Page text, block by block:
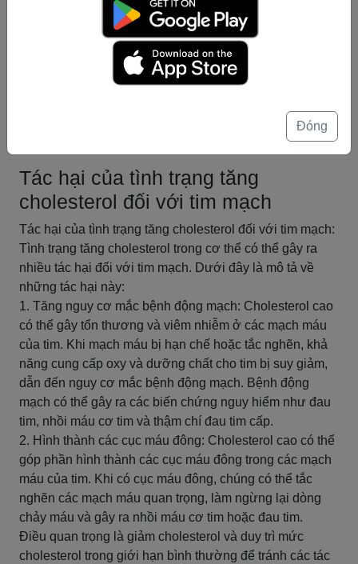
Ngoài ra, nếu yếu tố di truyền gây tăng cholesterol, việc
tham khảo ý kiến bác sĩ là quan trọng để được tư vấn và
Tác hại của tình trạng tăng
Tác hại của tình trạng tăng
cholesterol đối với tim mạch
Tác hại của tình trạng tăng cholesterol đối với tim mạch:
Tình trạng tăng cholesterol trong cơ thể có thể gây ra
nhiều tác hại đối với tim mạch. Dưới đây là mô tả về
những tác hại này:
1. Tăng nguy cơ mắc bệnh động mạch: Cholesterol cao
có thể gây tổn thương và viêm nhiễm ở các mạch máu
của tim. Khi mạch máu bị hạn chế hoặc tắc nghẽn, khả
năng cung cấp oxy và dưỡng chất cho tim bị suy giảm,
dẫn đến nguy cơ mắc bệnh động mạch. Bệnh động
mạch có thể gây ra các biến chứng nguy hiểm như đau
tim, nhồi máu cơ tim và thậm chí đau tim cấp.
2. Hình thành các cục máu đông: Cholesterol cao có thể
góp phần hình thành các cục máu đông trong các mạch
máu của tim. Khi có cục máu đông, chúng có thể tắc
nghẽn các mạch máu quan trọng, làm ngừng lại dòng
chảy máu và gây ra nhồi máu cơ tim hoặc đau tim.
Điều quan trọng là giảm cholesterol và duy trì mức
cholesterol trong giới hạn bình thường để tránh các tác
Đóng